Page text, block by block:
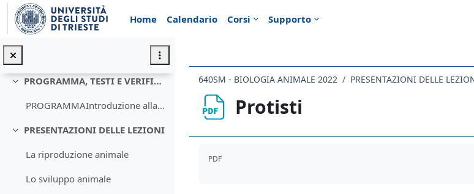
Vai al contenuto principale
Home
Calendario Corsi Supporto
Distribuzione di frequenza dei punteggi della prova del 23 gennaio 2023
Minimizza
PROGRAMMA, TESTI E VERIFICA
PROGRAMMAIntroduzione alla vita animale. Processo ...
Minimizza
PRESENTAZIONI DELLE LEZIONI
La riproduzione animale
Lo sviluppo animale
640SM - BIOLOGIA ANIMALE 2022 PRESENTAZIONI DELLE
Protisti
PDF